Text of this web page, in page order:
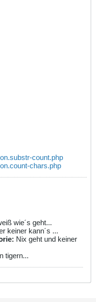
count.php
chars.php
wie´s geht...
keiner kann´s ...
Nix geht und keiner
tigern...